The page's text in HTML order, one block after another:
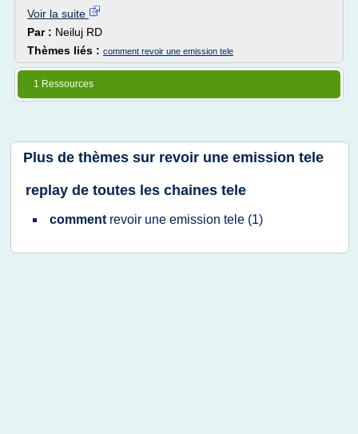
Voir la suite
Par : Neiluj RD
Thèmes liés : comment revoir une emission tele
1 Ressources
Plus de thèmes sur revoir une emission tele
replay de toutes les chaines tele
comment revoir une emission tele (1)